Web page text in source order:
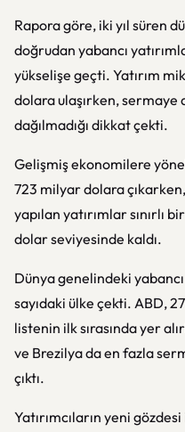
Rapora göre, iki yıl süren
doğrudan yabancı
yükselişe geçti. Yatırım
dolara ulaşırken, sermaye
dağılmadığı dikkat çekti.
Gelişmiş ekonomilere
723 milyar dolara
yapılan yatırımlar sınırlı
dolar seviyesinde kaldı.
Dünya genelindeki
sayıdaki ülke çekti. ABD,
listenin ilk sırasında yer
ve Brezilya da en fazla
çıktı.
Yatırımcıların yeni